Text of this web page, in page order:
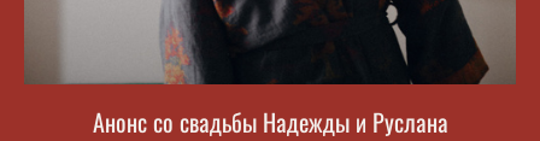
Анонс со свадьбы Надежды и Руслана